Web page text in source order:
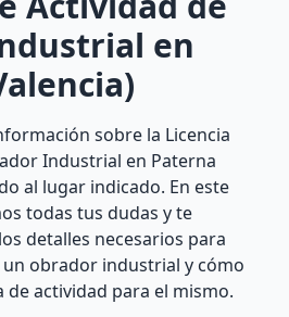
en
sobre la Licencia
Industrial en Paterna
al lugar indicado. En este
todas tus dudas y te
detalles necesarios para
obrador industrial y cómo
de actividad para el mismo.